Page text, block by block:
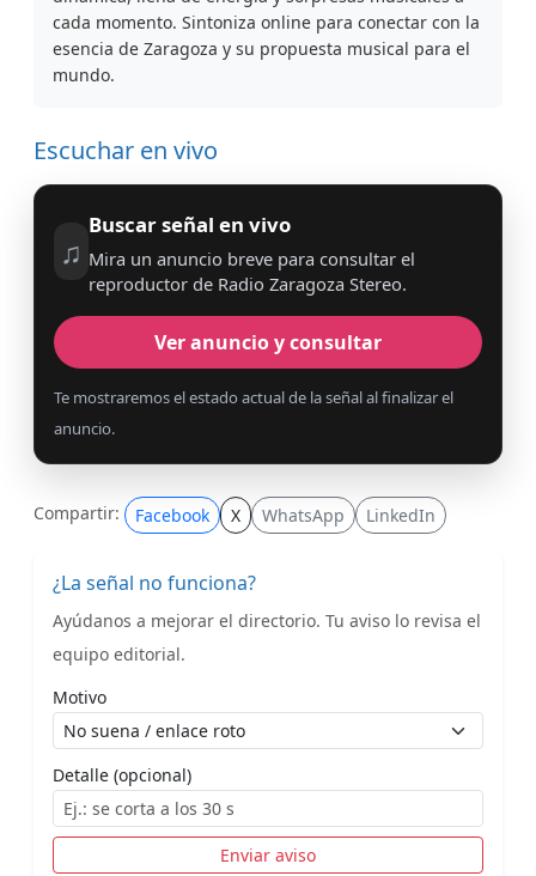
cada momento. Sintoniza online para conectar con la
esencia de Zaragoza y su propuesta musical para el
mundo.
Escuchar en vivo
♫
Buscar señal en vivo
Mira un anuncio breve para consultar el
reproductor de Radio Zaragoza Stereo.
Ver anuncio y consultar
Te mostraremos el estado actual de la señal al finalizar el
anuncio.
Compartir: Facebook X WhatsApp LinkedIn
¿La señal no funciona?
Ayúdanos a mejorar el directorio. Tu aviso lo revisa el
equipo editorial.
Motivo
Detalle (opcional)
Enviar aviso